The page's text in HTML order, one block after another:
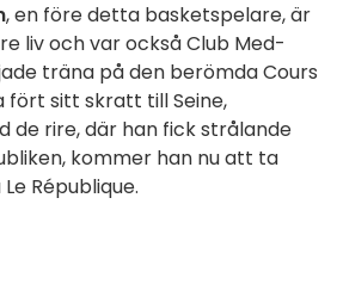
, en före detta basketspelare, är
liv och var också Club Med-
träna på den berömda Cours
fört sitt skratt till Seine,
de rire, där han fick strålande
kommer han nu att ta
République.